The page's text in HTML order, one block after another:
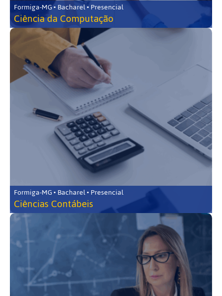
Formiga-MG • Bacharel • Presencial
Ciência da Computação
Formiga-MG • Bacharel • Presencial
Ciências Contábeis